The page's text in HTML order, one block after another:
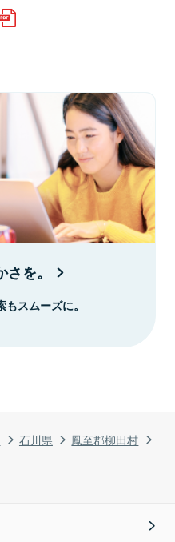
石川県
鳳至郡柳田村
を。
スムーズに。